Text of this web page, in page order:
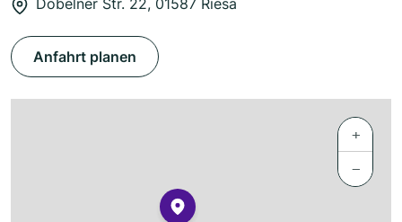
Döbelner Str. 22, 01587 Riesa
Anfahrt planen
+
−